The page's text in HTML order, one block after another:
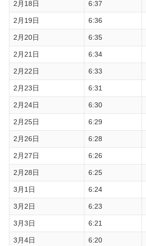
2月18日 6:37
2月19日 6:36
2月20日 6:35
2月21日 6:34
2月22日 6:33
2月23日 6:31
2月24日 6:30
2月25日 6:29
2月26日 6:28
2月27日 6:26
2月28日 6:25
3月1日 6:24
3月2日 6:23
3月3日 6:21
3月4日 6:20